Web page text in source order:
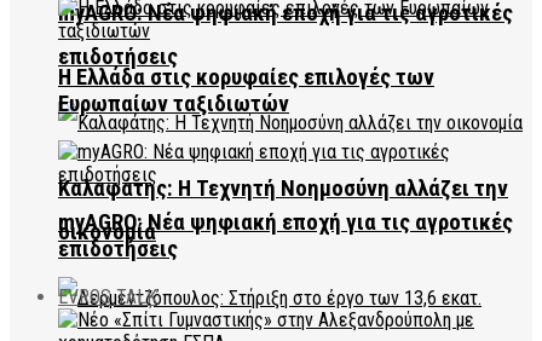
myAGRO: Νέα ψηφιακή εποχή για τις αγροτικές
επιδοτήσεις
Καλαφάτης: Η Τεχνητή Νοημοσύνη αλλάζει την
οικονομία
Η Ελλάδα στις κορυφαίες επιλογές των
Ευρωπαίων ταξιδιωτών
myAGRO: Νέα ψηφιακή εποχή για τις αγροτικές
επιδοτήσεις
EVROS TALK